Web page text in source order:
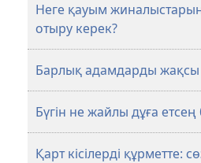
Неге қауым
отыру керек?
Барлық адамдарды
Бүгін не жайлы дұға
Қарт кісілерді құрметте: